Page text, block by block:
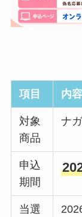
項目 内容
対象
商品
ナ
申込
期間
当選